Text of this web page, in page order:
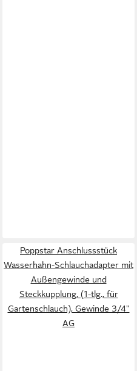
Poppstar Anschlussstück
Wasserhahn-Schlauchadapter mit
Außengewinde und
Steckkupplung, (1-tlg., für
Gartenschlauch), Gewinde 3/4"
AG